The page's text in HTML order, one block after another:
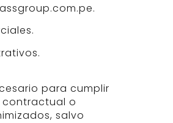
para cumplir
contractual o
salvo